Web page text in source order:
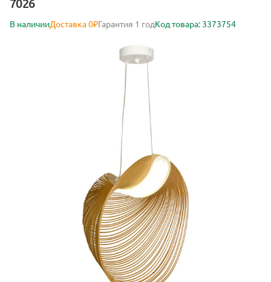
В наличииДоставка 0₽Гарантия 1 годКод товара: 3373754